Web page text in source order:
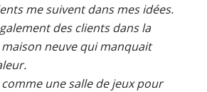
me suivent dans mes idées.
des clients dans la
neuve qui manquait
une salle de jeux pour